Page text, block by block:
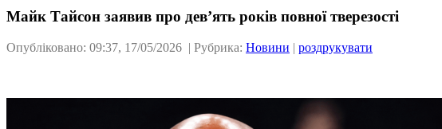
Майк Тайсон заявив про дев’ять років повної тверезості
Опубліковано: 09:37, 17/05/2026 | Рубрика: Новини | роздрукувати